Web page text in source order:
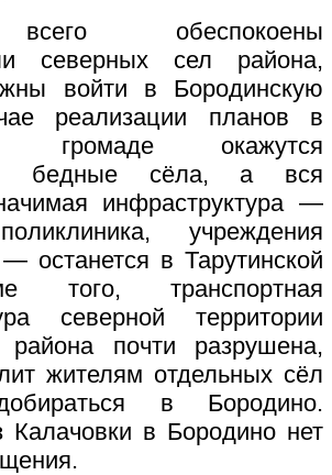
обеспокоены
северных сел района,
войти в Бородинскую
реализации планов в
громаде окажутся
бедные сёла, а вся
инфраструктура —
учреждения
останется в Тарутинской
того, транспортная
северной территории
района почти разрушена,
жителям отдельных сёл
в Бородино.
Калачовки в Бородино нет